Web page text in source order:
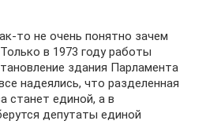
то не очень понятно зачем
в 1973 году работы
здания Парламента
надеялись, что разделенная
станет единой, а в
депутаты единой